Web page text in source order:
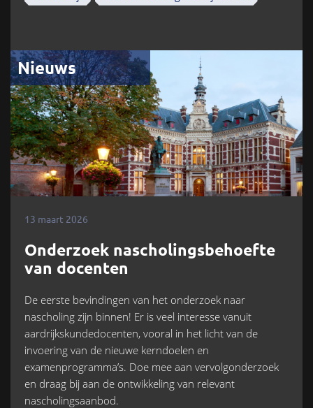
Nieuws
13 maart 2026
Onderzoek nascholingsbehoefte
van docenten
De eerste bevindingen van het onderzoek naar
nascholing zijn binnen! Er is veel interesse vanuit
aardrijkskundedocenten, vooral in het licht van de
invoering van de nieuwe kerndoelen en
examenprogramma’s. Doe mee aan vervolgonderzoek
en draag bij aan de ontwikkeling van relevant
nascholingsaanbod.